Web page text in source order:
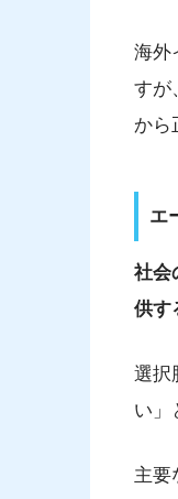
海外
すが
から
エ
社会
供す
選択
い」
主要